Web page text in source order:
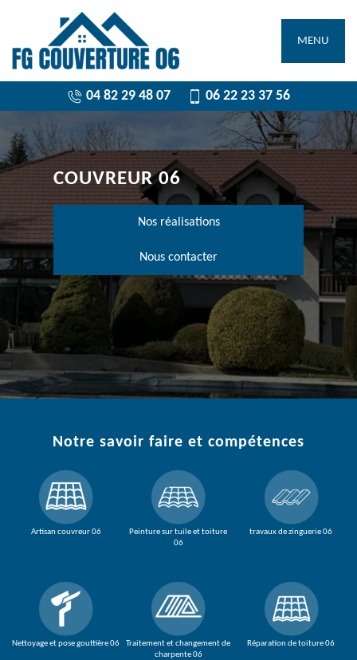
MENU
04 82 29 48 07 06 22 23 37 56
COUVREUR 06
Nos réalisations
Nous contacter
Notre savoir faire et compétences
Artisan couvreur 06
Nettoyage et pose gouttière 06
Peinture sur tuile et toiture
06
Traitement et changement de
charpente 06
travaux de zinguerie 06
Réparation de toiture 06